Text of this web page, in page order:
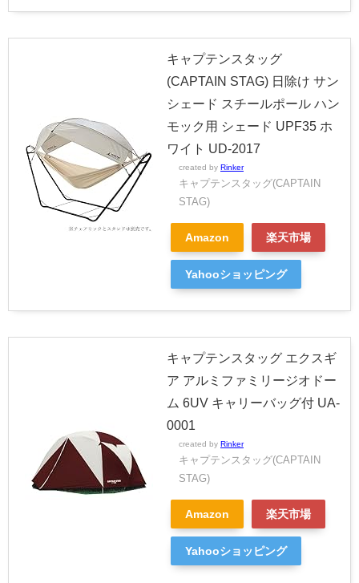
キャプテンスタッグ
(CAPTAIN STAG) 日除け サン
シェード スチールポール ハン
モック用 シェード UPF35 ホ
ワイト UD-2017
created by Rinker
キャプテンスタッグ(CAPTAIN
STAG)
Amazon 楽天市場
Yahooショッピング
キャプテンスタッグ エクスギ
ア アルミファミリージオドー
ム 6UV キャリーバッグ付 UA-
0001
created by Rinker
キャプテンスタッグ(CAPTAIN
STAG)
Amazon 楽天市場
Yahooショッピング